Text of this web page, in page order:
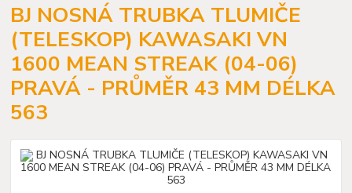
BJ NOSNÁ TRUBKA TLUMIČE
(TELESKOP) KAWASAKI VN
1600 MEAN STREAK (04-06)
PRAVÁ - PRŮMĚR 43 MM DÉLKA
563